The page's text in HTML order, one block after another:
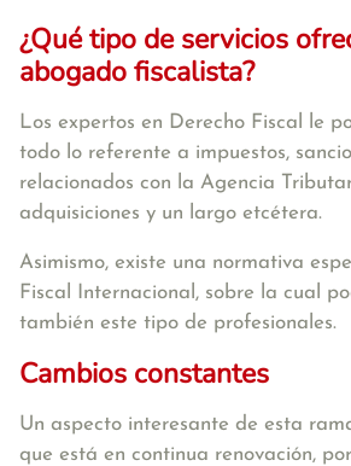
¿Qué tipo de servicios
abogado fiscalista?
Los expertos en Derecho Fiscal le
todo lo referente a impuestos,
relacionados con la Agencia
adquisiciones y un largo etcétera.
Asimismo, existe una normativa
Fiscal Internacional, sobre la cual
también este tipo de profesionales.
Cambios constantes
Un aspecto interesante de esta
que está en continua renovación,